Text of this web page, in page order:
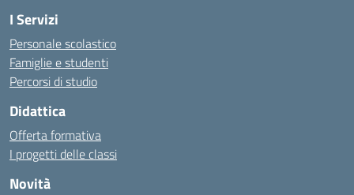
I Servizi
Personale scolastico
Famiglie e studenti
Percorsi di studio
Didattica
Offerta formativa
I progetti delle classi
Novità